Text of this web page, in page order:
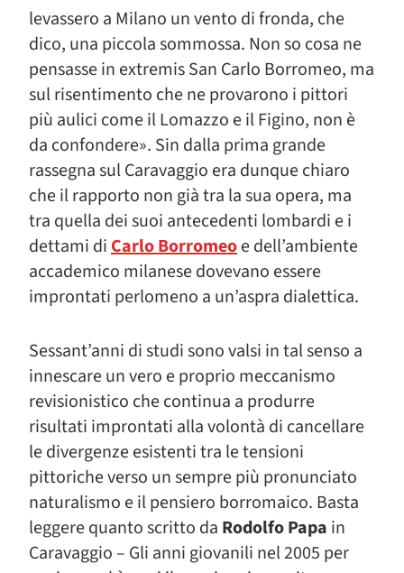
levassero a Milano un vento di fronda, che
dico, una piccola sommossa. Non so cosa ne
pensasse in extremis San Carlo Borromeo, ma
sul risentimento che ne provarono i pittori
più aulici come il Lomazzo e il Figino, non è
da confondere». Sin dalla prima grande
rassegna sul Caravaggio era dunque chiaro
che il rapporto non già tra la sua opera, ma
tra quella dei suoi antecedenti lombardi e i
dettami diCarlo Borromeoe dell’ambiente
accademico milanese dovevano essere
improntati perlomeno a un’aspra dialettica.
Sessant’anni di studi sono valsi in tal senso a
innescare un vero e proprio meccanismo
revisionistico che continua a produrre
risultati improntati alla volontà di cancellare
le divergenze esistenti tra le tensioni
pittoriche verso un sempre più pronunciato
naturalismo e il pensiero borromaico. Basta
leggere quanto scritto da Rodolfo Papa in
Caravaggio – Gli anni giovanili nel 2005 per